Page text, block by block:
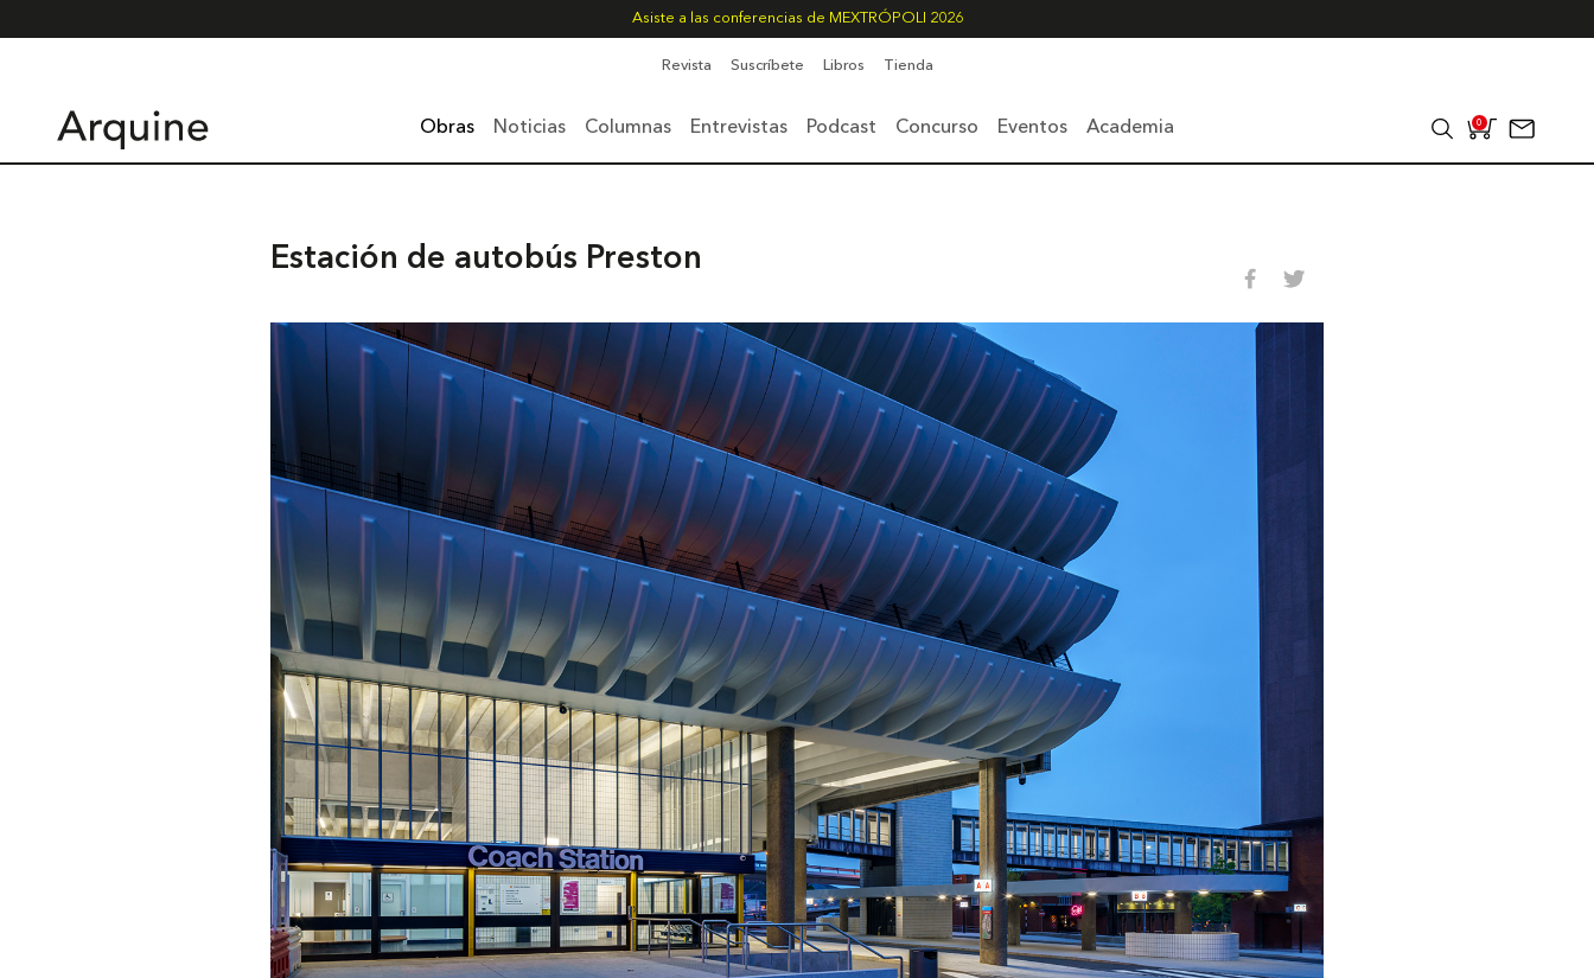
Asiste a las conferencias de MEXTRÓPOLI 2026
Revista Suscríbete Libros Tienda
Obras Noticias Columnas Entrevistas Podcast Concurso Eventos Academia 0
Estación de autobús Preston